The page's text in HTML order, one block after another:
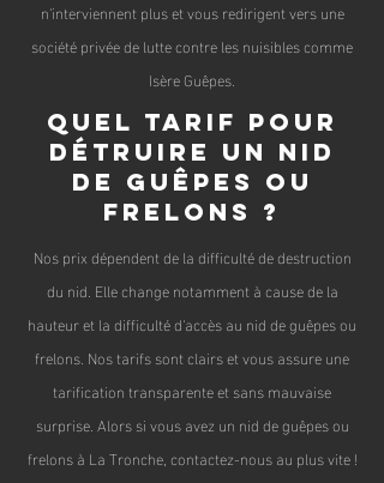
n'interviennent plus et vous redirigent vers une
société privée de lutte contre les nuisibles comme
Isère Guêpes.
Quel tarif pour
détruire un nid
de guêpes ou
frelons ?
Nos prix dépendent de la difficulté de destruction
du nid. Elle change notamment à cause de la
hauteur et la difficulté d'accès au nid de guêpes ou
frelons. Nos tarifs sont clairs et vous assure une
tarification transparente et sans mauvaise
surprise. Alors si vous avez un nid de guêpes ou
frelons à La Tronche, contactez-nous au plus vite !